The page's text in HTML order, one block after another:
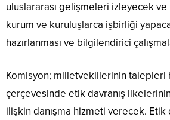
uluslararası gelişmeleri izleyecek ve
kurum ve kuruluşlarca işbirliği
hazırlanması ve bilgilendirici
Komisyon; milletvekillerinin
çerçevesinde etik davranış
ilişkin danışma hizmeti verecek. Etik